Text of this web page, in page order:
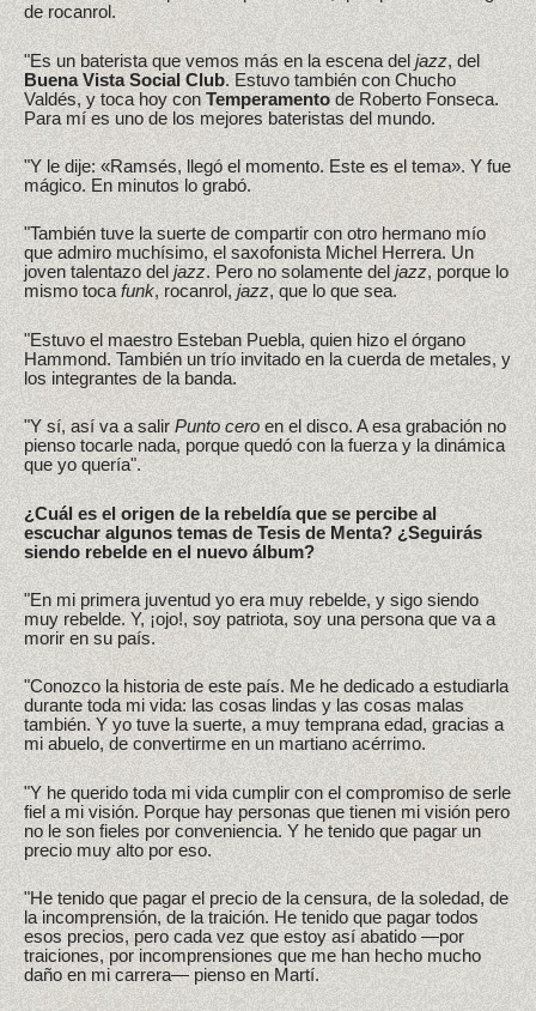
de rocanrol.
"Es un baterista que vemos más en la escena deljazz, del
Buena Vista Social Club. Estuvo también con Chucho
Valdés, y toca hoy conTemperamentode Roberto Fonseca.
Para mí es uno de los mejores bateristas del mundo.
"Y le dije: «Ramsés, llegó el momento. Este es el tema». Y fue
mágico. En minutos lo grabó.
"También tuve la suerte de compartir con otro hermano mío
que admiro muchísimo, el saxofonista Michel Herrera. Un
joven talentazo deljazz. Pero no solamente deljazz, porque lo
mismo tocafunk, rocanrol,jazz, que lo que sea.
"Estuvo el maestro Esteban Puebla, quien hizo el órgano
Hammond. También un trío invitado en la cuerda de metales, y
los integrantes de la banda.
"Y sí, así va a salirPunto ceroen el disco. A esa grabación no
pienso tocarle nada, porque quedó con la fuerza y la dinámica
que yo quería".
¿Cuál es el origen de la rebeldía que se percibe al
escuchar algunos temas de Tesis de Menta? ¿Seguirás
siendo rebelde en el nuevo álbum?
"En mi primera juventud yo era muy rebelde, y sigo siendo
muy rebelde. Y, ¡ojo!, soy patriota, soy una persona que va a
morir en su país.
"Conozco la historia de este país. Me he dedicado a estudiarla
durante toda mi vida: las cosas lindas y las cosas malas
también. Y yo tuve la suerte, a muy temprana edad, gracias a
mi abuelo, de convertirme en un martiano acérrimo.
"Y he querido toda mi vida cumplir con el compromiso de serle
fiel a mi visión. Porque hay personas que tienen mi visión pero
no le son fieles por conveniencia. Y he tenido que pagar un
precio muy alto por eso.
"He tenido que pagar el precio de la censura, de la soledad, de
la incomprensión, de la traición. He tenido que pagar todos
esos precios, pero cada vez que estoy así abatido —por
traiciones, por incomprensiones que me han hecho mucho
daño en mi carrera— pienso en Martí.